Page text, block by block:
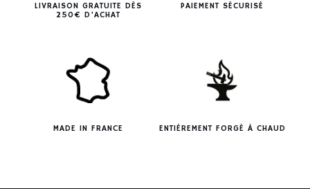
LIVRAISON GRATUITE DÈS
250€ D’ACHAT
PAIEMENT SÉCURISÉ
MADE IN FRANCE ENTIÈREMENT FORGÉ À CHAUD